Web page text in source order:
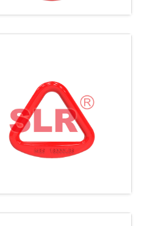
SLR037 合金钢锻造
三角环